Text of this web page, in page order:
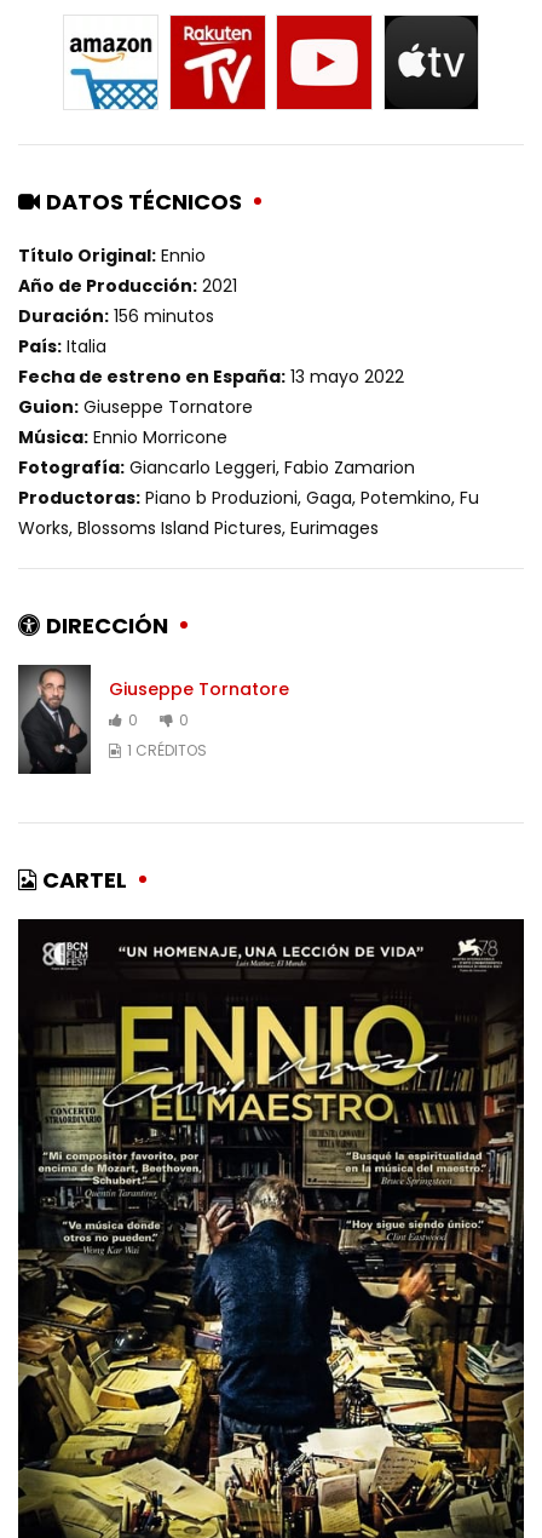
DATOS TÉCNICOS
Título Original: Ennio
Año de Producción: 2021
Duración: 156 minutos
País: Italia
Fecha de estreno en España: 13 mayo 2022
Guion: Giuseppe Tornatore
Música: Ennio Morricone
Fotografía: Giancarlo Leggeri, Fabio Zamarion
Productoras: Piano b Produzioni, Gaga, Potemkino, Fu
Works, Blossoms Island Pictures, Eurimages
DIRECCIÓN
Giuseppe Tornatore
0
0
1 CRÉDITOS
CARTEL